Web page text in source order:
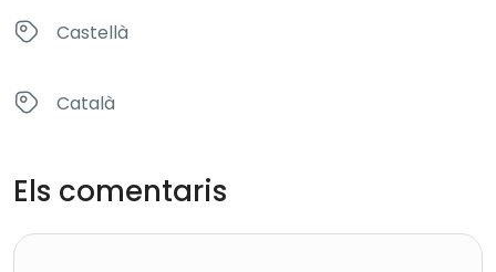
Castellà
Català
Els comentaris